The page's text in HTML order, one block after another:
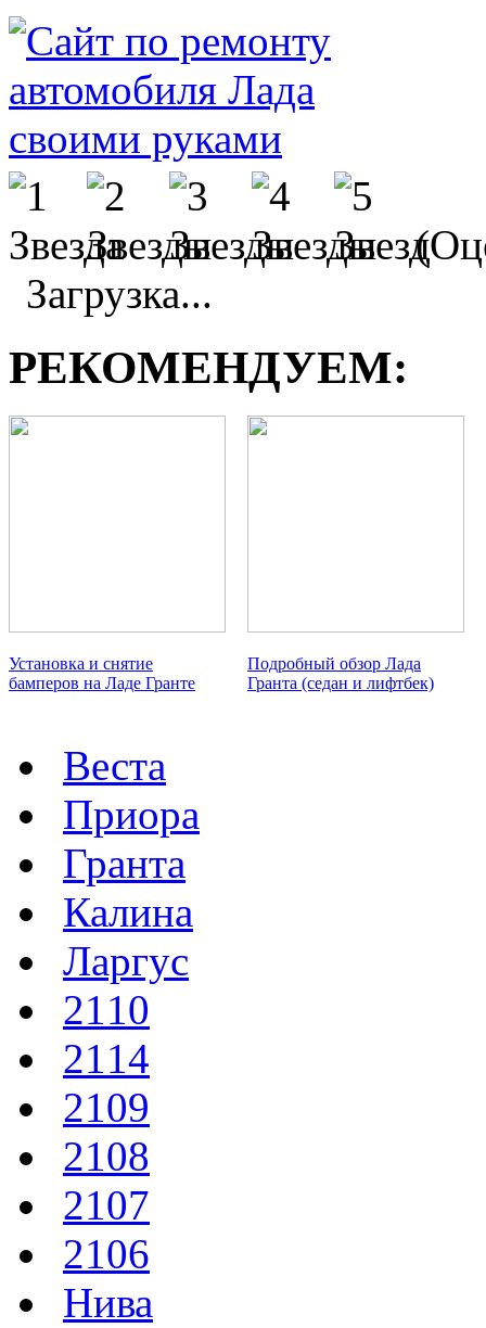
Загрузка...
РЕКОМЕНДУЕМ:
Установка и снятие
бамперов на Ладе Гранте
Подробный обзор Лада
Гранта (седан и лифтбек)
Веста
Приора
Гранта
Калина
Ларгус
2110
2114
2109
2108
2107
2106
Нива